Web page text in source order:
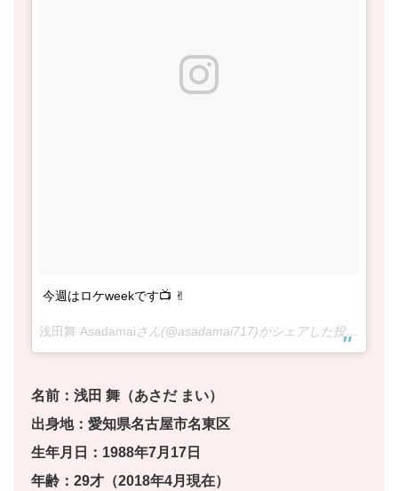
今週はロケweekです📺 ✌︎
浅田舞 Asadamaiさん(@asadamai717)がシェアした投稿 –
名前：浅田 舞（あさだ まい）
出身地：愛知県名古屋市名東区
生年月日：1988年7月17日
年齢：29才（2018年4月現在）